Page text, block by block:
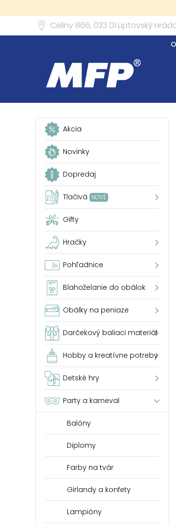
Celiny 866, 033 01 Liptovský
Akcia
Novinky
Dopredaj
Tlačivá NOVÉ
Gifty
Hračky
Pohľadnice
Blahoželanie do obálok
Obálky na peniaze
Darčekový baliaci materiál
Hobby a kreatívne potreby
Detské hry
Party a karneval
Balóny
Diplomy
Farby na tvár
Girlandy a konfety
Lampióny